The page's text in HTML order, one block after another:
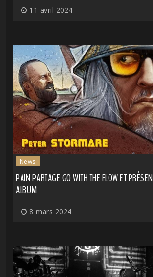
11 avril 2024
News
PAIN PARTAGE GO WITH THE FLOW ET
ALBUM
8 mars 2024